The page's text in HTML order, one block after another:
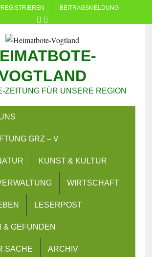
BEITRAGSMELDUNG
ZEITUNG FÜR UNSERE REGION
GRZ – V
KUNST & KULTUR
WIRTSCHAFT
LESERPOST
& GEFUNDEN
SACHE ARCHIV